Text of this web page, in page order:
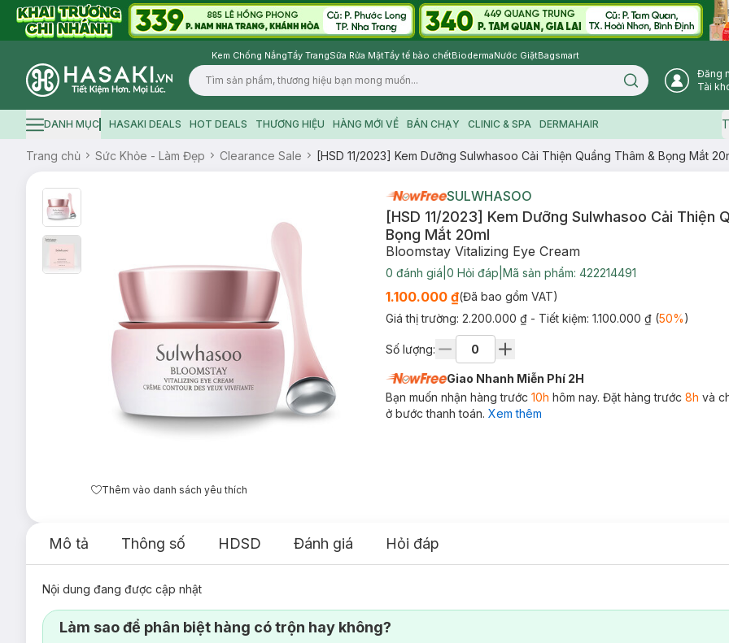
Kem Chống NắngTẩy TrangSữa Rửa MặtTẩy tế bào chếtBiodermaNước GiặtBagsmart
Logo
Search icon
Đăng
Tài
Hamburger icon
DANH MỤC HASAKI DEALS HOT DEALS THƯƠNG HIỆU HÀNG MỚI VỀ BÁN CHẠY CLINIC & SPA DERMAHAIR
Trang chủ Sức Khỏe - Làm Đẹp Clearance Sale [HSD 11/2023] Kem Dưỡng Sulwhasoo Cải Thiện Quầng Thâm & Bọng Mắt
Thêm vào danh sách yêu thích
SULWHASOO
[HSD 11/2023] Kem Dưỡng Sulwhasoo Cải Thiện
Bọng Mắt 20ml
Bloomstay Vitalizing Eye Cream
0 đánh giá 0 Hỏi đáp Mã sản phẩm: 422214491
1.100.000 ₫(Đã bao gồm VAT)
Giá thị trường: 2.200.000 ₫ - Tiết kiệm: 1.100.000 ₫(50%)
Số lượng:
Giao Nhanh Miễn Phí 2H
Bạn muốn nhận hàng trước 10h hôm nay. Đặt hàng trước 8h và
ở bước thanh toán. Xem thêm
Mô tả Thông số HDSD Đánh giá Hỏi đáp
Nội dung đang được cập nhật
Làm sao để phân biệt hàng có trộn hay không?